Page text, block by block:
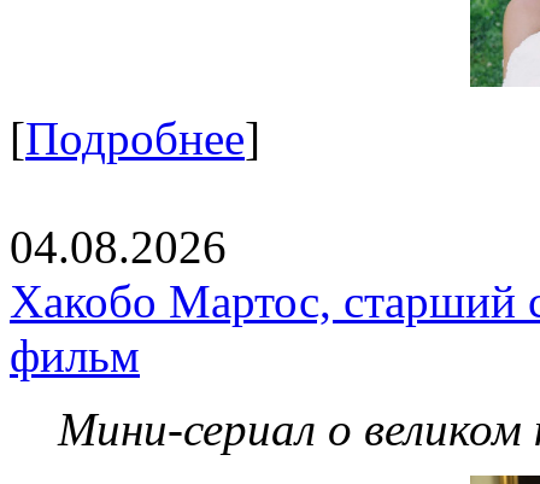
[Подробнее]
04.08.2026
Хакобо Мартос, старший
фильм
Мини-сериал о великом